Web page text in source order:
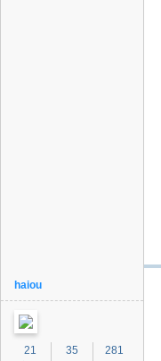
haiou
21
35
281